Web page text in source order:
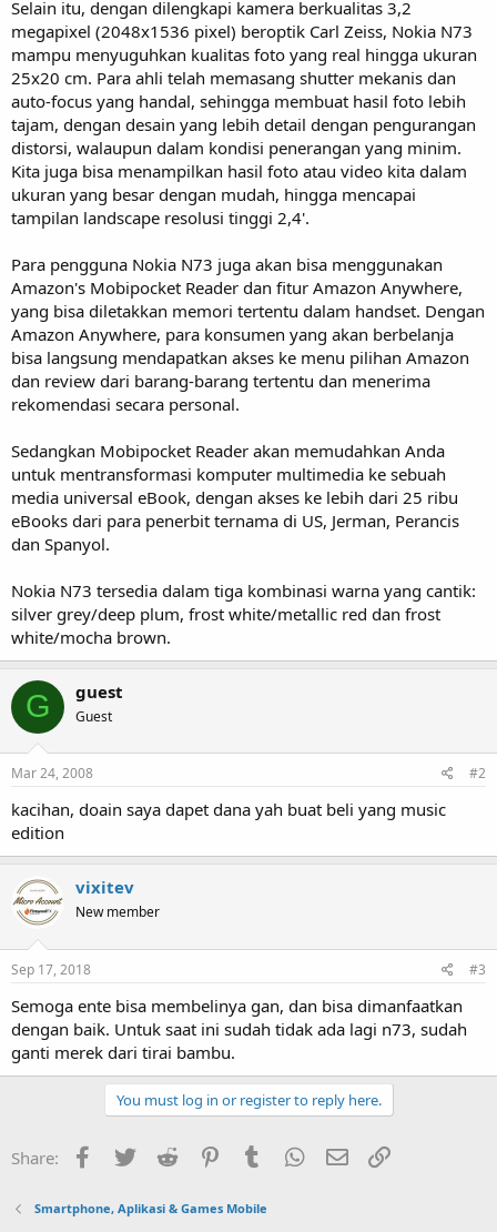
Selain itu, dengan dilengkapi kamera berkualitas 3,2
megapixel (2048x1536 pixel) beroptik Carl Zeiss, Nokia N73
mampu menyuguhkan kualitas foto yang real hingga ukuran
25x20 cm. Para ahli telah memasang shutter mekanis dan
auto-focus yang handal, sehingga membuat hasil foto lebih
tajam, dengan desain yang lebih detail dengan pengurangan
distorsi, walaupun dalam kondisi penerangan yang minim.
Kita juga bisa menampilkan hasil foto atau video kita dalam
ukuran yang besar dengan mudah, hingga mencapai
tampilan landscape resolusi tinggi 2,4'.
Para pengguna Nokia N73 juga akan bisa menggunakan
Amazon's Mobipocket Reader dan fitur Amazon Anywhere,
yang bisa diletakkan memori tertentu dalam handset. Dengan
Amazon Anywhere, para konsumen yang akan berbelanja
bisa langsung mendapatkan akses ke menu pilihan Amazon
dan review dari barang-barang tertentu dan menerima
rekomendasi secara personal.
Sedangkan Mobipocket Reader akan memudahkan Anda
untuk mentransformasi komputer multimedia ke sebuah
media universal eBook, dengan akses ke lebih dari 25 ribu
eBooks dari para penerbit ternama di US, Jerman, Perancis
dan Spanyol.
Nokia N73 tersedia dalam tiga kombinasi warna yang cantik:
silver grey/deep plum, frost white/metallic red dan frost
white/mocha brown.
G guest
Guest
Mar 24, 2008 #2
kacihan, doain saya dapet dana yah buat beli yang music
edition
vixitev
New member
Sep 17, 2018 #3
Semoga ente bisa membelinya gan, dan bisa dimanfaatkan
dengan baik. Untuk saat ini sudah tidak ada lagi n73, sudah
ganti merek dari tirai bambu.
You must log in or register to reply here.
Share: Facebook
Twitter Reddit PinterestTumblr WhatsApp
Email
Smartphone, Aplikasi & Games Mobile